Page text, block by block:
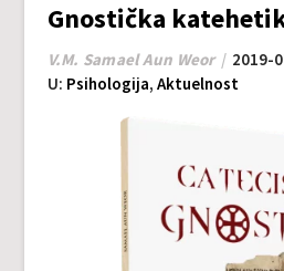
Gnostička
V.M. Samael Aun Weor
2019-
U: Psihologija, Aktuelnost